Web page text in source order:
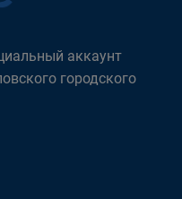
аккаунт
городского